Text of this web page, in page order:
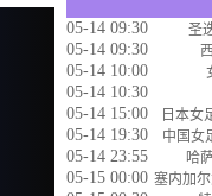
05-14 09:30 圣
05-14 09:30
05-14 10:00
05-14 10:30
05-14 15:00 日本女
05-14 19:30 中国女
05-14 23:55 哈
05-15 00:00